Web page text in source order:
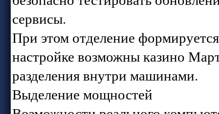
сервисы.
При этом отделение
настройке возможны казино
разделения внутри машинами.
Выделение мощностей